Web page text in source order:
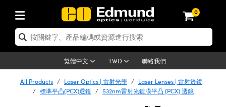
0
繁體中文 TWD 聯絡我們
| 光學產品
| 反射鏡
Optics | 雷射光學
| 雷射透鏡
| 光機組件
System | 光學籠式系統
| 顯微鏡
| Mitutoyo 物鏡
| 雷射
and Electronics | 雷射量
Lenses | 成像鏡頭
Lenses | 定焦鏡頭
| 遠心鏡頭
| 相機
Cameras | Gigabit乙太網相
and Illumination | 照明
Lighting | 機器視覺光源
|顯微鏡照明
Targets | 測試板
Targets | 解析度測試板
Targets | 畸變測試版
and Detection | 測試與監測
| 光學度量
Solutions | 機器視覺方案
and Production | 實驗室和生產
| 清潔用品
Handling Tools | 零件夾持用品
用選購
By Brand
Products | 新品專區
| 清倉品
| 清倉光學產品
Products | 重新認證產品
| 重新認證光學產品
| 重新認證光機組
All Products Laser Optics | 雷射光學
Laser Lenses | 雷射透鏡
標準平凸(PCX)透鏡
532nm雷射光鍍膜平凸 (PCX) 透鏡